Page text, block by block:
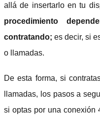
allá de insertarlo en tu
procedimiento
contratando; es decir, si
o llamadas.
De esta forma, si
llamadas, los pasos a
si optas por una conexión